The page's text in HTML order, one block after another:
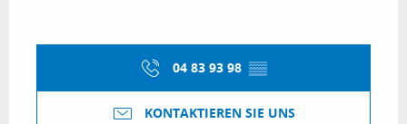
04 83 93 98 ▒▒
KONTAKTIEREN SIE UNS